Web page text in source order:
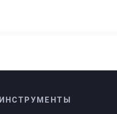
ИНСТРУМЕНТЫ